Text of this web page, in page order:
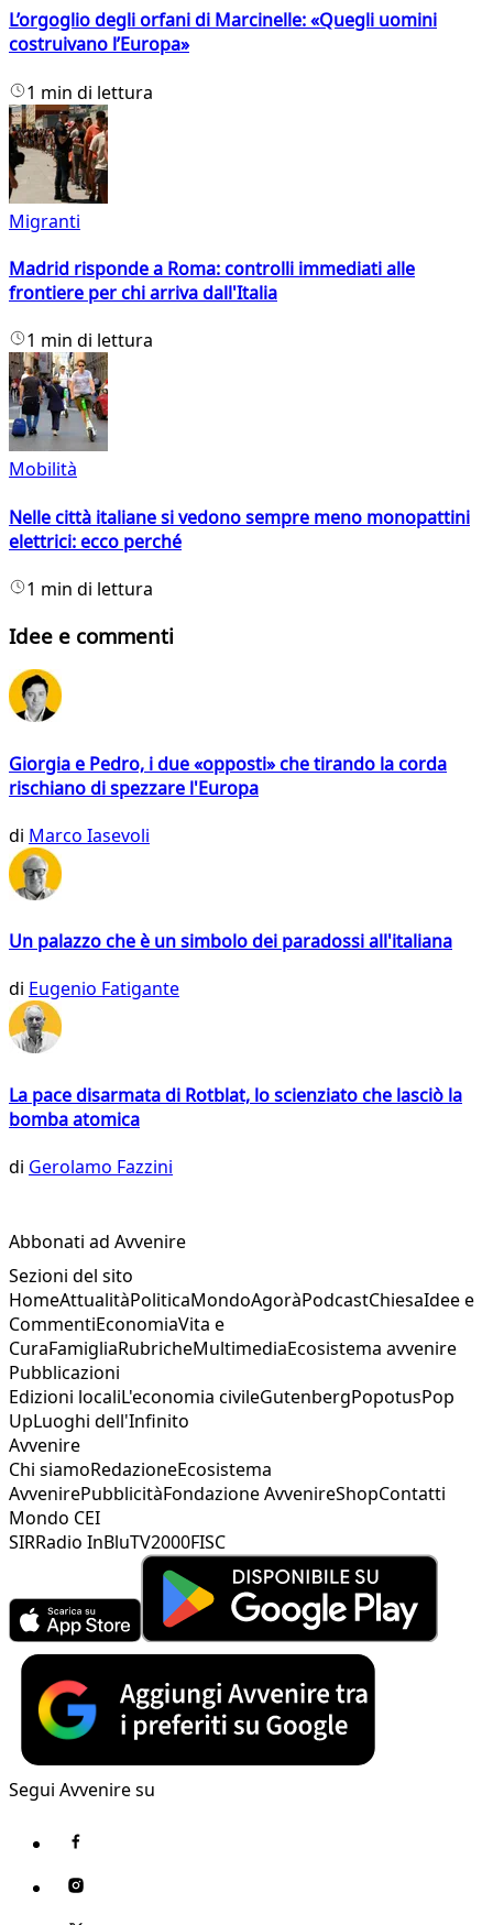
L’orgoglio degli orfani di Marcinelle: «Quegli uomini
costruivano l’Europa»
1 min di lettura
Migranti
Madrid risponde a Roma: controlli immediati alle
frontiere per chi arriva dall'Italia
1 min di lettura
Mobilità
Nelle città italiane si vedono sempre meno monopattini
elettrici: ecco perché
1 min di lettura
Idee e commenti
Giorgia e Pedro, i due «opposti» che tirando la corda
rischiano di spezzare l'Europa
di Marco Iasevoli
Un palazzo che è un simbolo dei paradossi all'italiana
di Eugenio Fatigante
La pace disarmata di Rotblat, lo scienziato che lasciò la
bomba atomica
di Gerolamo Fazzini
Abbonati ad Avvenire
Sezioni del sito
HomeAttualitàPoliticaMondoAgoràPodcastChiesaIdee e
CommentiEconomiaVita e
CuraFamigliaRubricheMultimediaEcosistema avvenire
Pubblicazioni
Edizioni localiL'economia civileGutenbergPopotusPop
UpLuoghi dell'Infinito
Avvenire
Chi siamoRedazioneEcosistema
AvvenirePubblicitàFondazione AvvenireShopContatti
Mondo CEI
SIRRadio InBluTV2000FISC
Segui Avvenire su